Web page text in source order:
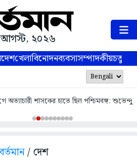
২০২৬
খেলাবিনোদনব্যবসাসম্পাদকীয়
অত্যাচারী শাসকের হাতে ছিল পশ্চিমবঙ্গ: শুভেন্দু
/ দেশ